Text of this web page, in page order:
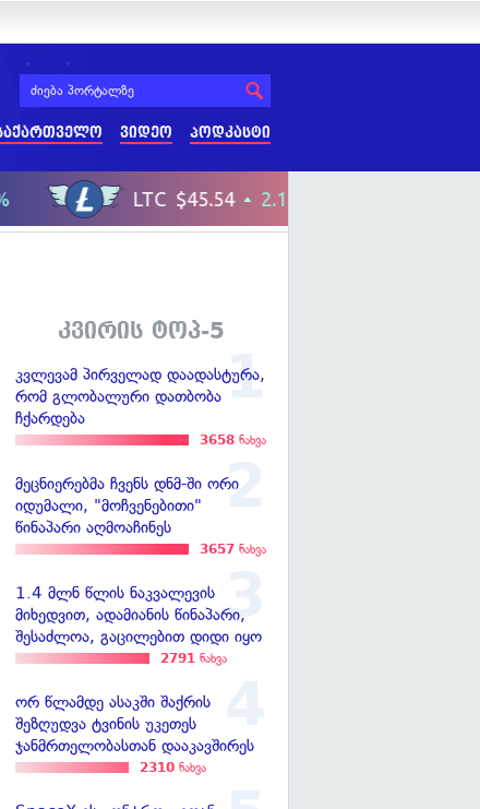
ვიდეო პოდკასტი
კვირის ტოპ-5
კვლევამ პირველად დაადასტურა,
რომ გლობალური დათბობა
ჩქარდება
3658 ნახვა
მეცნიერებმა ჩვენს დნმ-ში ორი
იდუმალი, "მოჩვენებითი"
წინაპარი აღმოაჩინეს
3657 ნახვა
1.4 მლნ წლის ნაკვალევის
მიხედვით, ადამიანის წინაპარი,
შესაძლოა, გაცილებით დიდი იყო
2791 ნახვა
ორ წლამდე ასაკში შაქრის
შეზღუდვა ტვინის უკეთეს
ჯანმრთელობასთან დააკავშირეს
2310 ნახვა